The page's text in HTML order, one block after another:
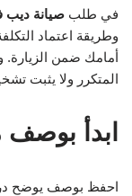
في طلب صيانة ديب
وطريقة اعتماد
أمامك ضمن الزيارة.
المتكرر ولا يثبت
ابدأ
احفظ بوصف يوضح